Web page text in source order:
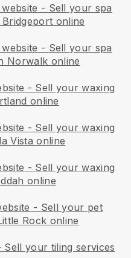
- Sell your spa
online
- Sell your spa
Norwalk online
- Sell your waxing
online
- Sell your waxing
Vista online
- Sell your waxing
online
- Sell your pet
Rock online
Sell your tiling services